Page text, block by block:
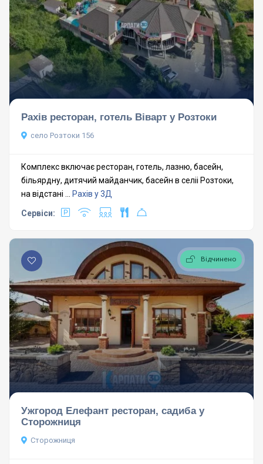
Рахів ресторан, готель Віварт у Розтоки
село Розтоки 156
Комплекс включає ресторан, готель, лазню, басейн,
більярдну, дитячий майданчик, басейн в селіі Розтоки,
на відстані ...
Рахів у 3Д
Сервіси:
Відчинено
Ужгород Елефант ресторан, садиба у
Сторожниця
Сторожниця